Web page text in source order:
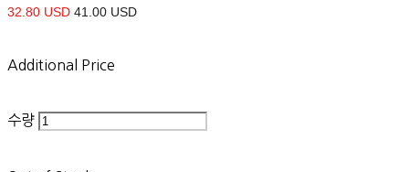
32.80 USD 41.00 USD
Additional Price
수량